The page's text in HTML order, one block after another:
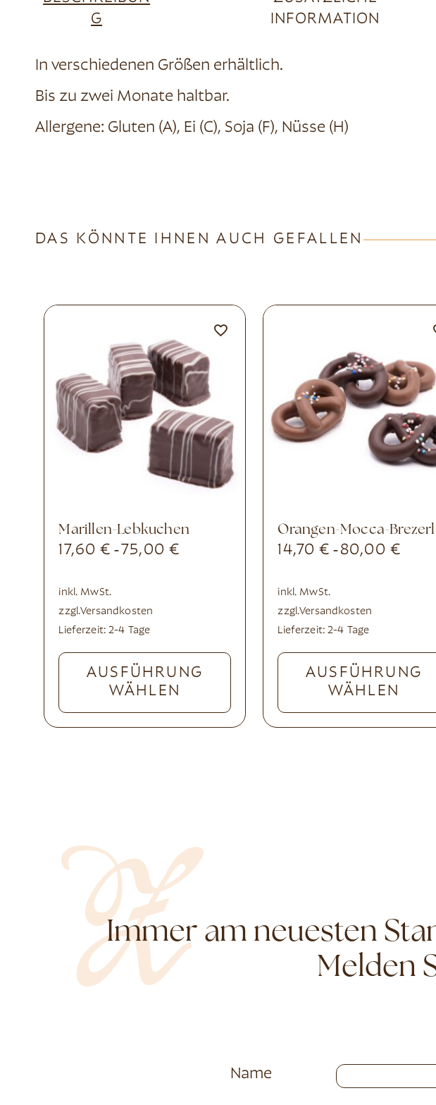
G
INFORMATION
In verschiedenen Größen erhältlich.
Bis zu zwei Monate haltbar.
Allergene: Gluten (A), Ei (C), Soja (F), Nüsse (H)
DAS KÖNNTE IHNEN AUCH GEFALLEN
Marillen-Lebkuchen
17,60€ -75,00 €
inkl. MwSt.
zzgl.Versandkosten
Lieferzeit:2-4 Tage
AUSFÜHRUNG
WÄHLEN
Orangen-Mocca-Brezerl
14,70€ - 80,00 €
inkl. MwSt.
zzgl.Versandkosten
Lieferzeit:2-4 Tage
AUSFÜHRUNG
WÄHLEN
Immer am neuesten
Melden
Name